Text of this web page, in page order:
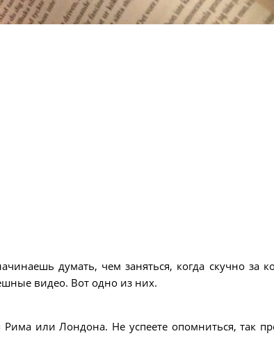
думать, чем заняться, когда скучно за
видео. Вот одно из них.
или Лондона. Не успеете опомниться, так